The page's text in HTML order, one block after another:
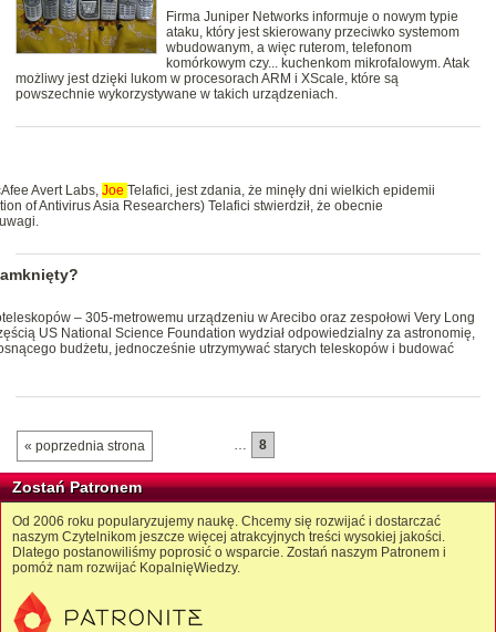
Firma Juniper Networks informuje o nowym typie
ataku, który jest skierowany przeciwko systemom
wbudowanym, a więc ruterom, telefonom
komórkowym czy... kuchenkom mikrofalowym. Atak
możliwy jest dzięki lukom w procesorach ARM i XScale, które są
powszechnie wykorzystywane w takich urządzeniach.
Avert Labs, Joe Telafici, jest zdania, że minęły dni wielkich epidemii
of Antivirus Asia Researchers) Telafici stwierdził, że obecnie
– 305-metrowemu urządzeniu w Arecibo oraz zespołowi Very Long
US National Science Foundation wydział odpowiedzialny za astronomię,
budżetu, jednocześnie utrzymywać starych teleskopów i budować
« poprzednia strona … 8
Zostań Patronem
Od 2006 roku popularyzujemy naukę. Chcemy się rozwijać i dostarczać
naszym Czytelnikom jeszcze więcej atrakcyjnych treści wysokiej jakości.
Dlatego postanowiliśmy poprosić o wsparcie. Zostań naszym Patronem i
pomóż nam rozwijać KopalnięWiedzy.